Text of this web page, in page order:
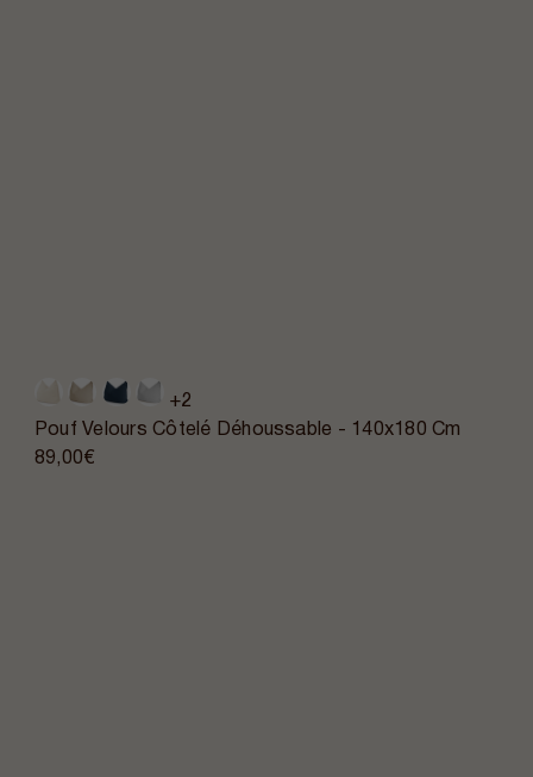
+2
Pouf Velours Côtelé Déhoussable - 140x180 Cm
89,00€